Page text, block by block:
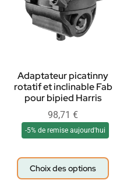
Adaptateur picatinny
rotatif et inclinable Fab
pour bipied Harris
98,71 €
-5% de remise aujourd'hui
Choix des options